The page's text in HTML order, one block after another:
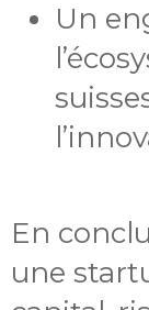
Un
En
une